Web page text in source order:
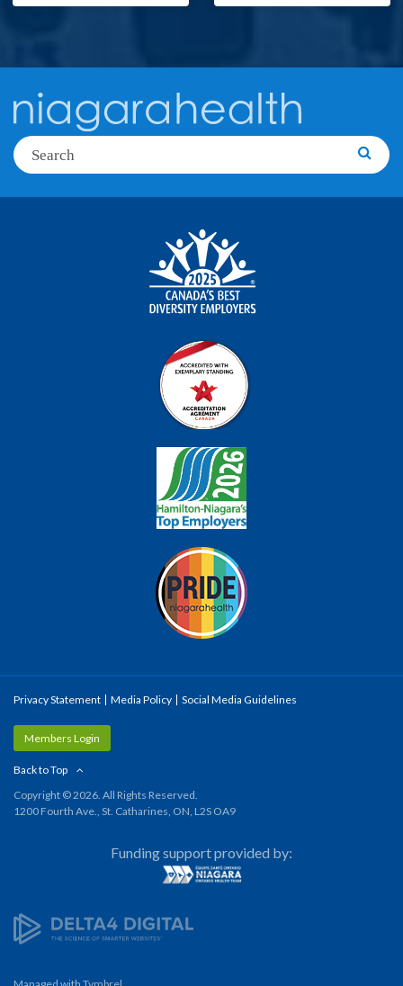
Search
Privacy Statement Media Policy Social Media Guidelines
Members Login
Back to Top
Copyright © 2026. All Rights Reserved.
1200 Fourth Ave., St. Catharines, ON, L2S OA9
Funding support provided by: